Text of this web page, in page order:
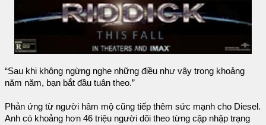
“Sau khi không ngừng nghe những điều như vậy trong khoảng
năm năm, bạn bắt đầu tuân theo.”
Phản ứng từ người hâm mộ cũng tiếp thêm sức mạnh cho Diesel.
Anh có khoảng hơn 46 triệu người dõi theo từng cập nhập trạng